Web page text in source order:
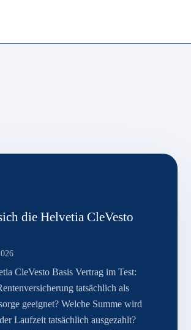
die Helvetia CleVesto
CleVesto Basis Vertrag im Test:
tatsächlich als
geeignet? Welche Summe wird
Laufzeit tatsächlich ausgezahlt?